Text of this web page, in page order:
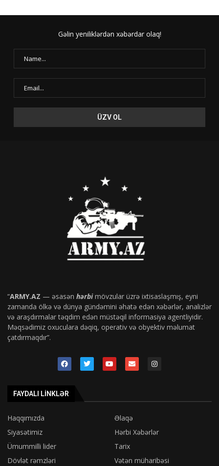
Gəlin yeniliklərdən xəbərdar olaq!
“ARMY.AZ — əsasən hərbimövzular üzrə ixtisaslaşmış, eyni
zamanda ölkə və dünya gündəmini əhatə edən xəbərlər, analizlər
və araşdırmalar təqdim edən müstəqil informasiya agentliyidir.
Məqsədimiz oxuculara dəqiq, operativ və obyektiv məlumat
çatdırmaqdır”.
FAYDALI LINKLƏR
Haqqımızda
Əlaqə
Siyasətimiz
Hərbi Xəbərlər
Ümummilli lider
Tarix
Dövlət rəmzləri
Vətən müharibəsi